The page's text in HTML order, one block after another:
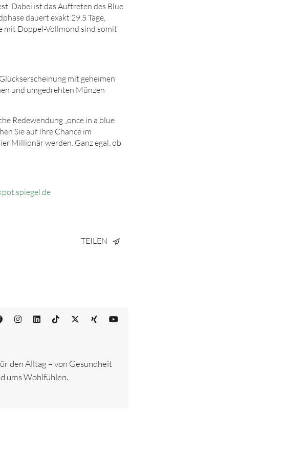
Dabei ist das Auftreten des Blue
dauert exakt 29,5 Tage,
mit Doppel-Vollmond sind somit
mit geheimen
und umgedrehten Münzen
Redewendung „once in a blue
Sie auf Ihre Chance im
Millionär werden. Ganz egal, ob
TEILEN
den Alltag – von Gesundheit
ums Wohlfühlen.